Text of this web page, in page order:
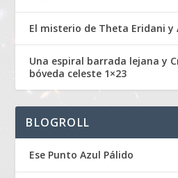
El misterio de Theta Eridani
Una espiral barrada lejana y
bóveda celeste 1×23
BLOGROLL
Ese Punto Azul Pálido